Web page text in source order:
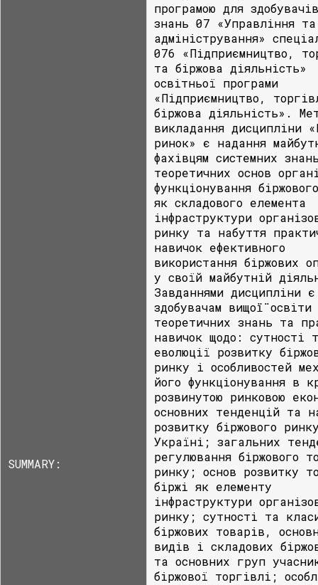
SUMMARY:
програмою для
знань 07 «Управління та
адміністрування»
076 «Підприємництво,
та біржова діяльність»
освітньої програми
«Підприємництво,
біржова діяльність».
викладання дисципліни
ринок» є надання
фахівцям системних
теоретичних основ
функціонування
як складового елемента
інфраструктури
ринку та набуття
навичок ефективного
використання біржових
у своїй майбутній
Завданнями дисципліни
здобувачам вищої̈ освіти
теоретичних знань та
навичок щодо: сутності
еволюції розвитку
ринку і особливостей
його функціонування в
розвинутою ринковою
основних тенденцій та
розвитку біржового
Україні; загальних
регулювання біржового
ринку; основ розвитку
біржі як елементу
інфраструктури
ринку; сутності та
біржових товарів,
видів і складових
та основних груп
біржової торгівлі;